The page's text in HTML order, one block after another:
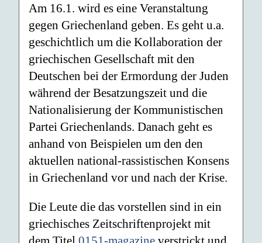
Am 16.1. wird es eine Veranstaltung
gegen Griechenland geben. Es geht u.a.
geschichtlich um die Kollaboration der
griechischen Gesellschaft mit den
Deutschen bei der Ermordung der Juden
während der Besatzungszeit und die
Nationalisierung der Kommunistischen
Partei Griechenlands. Danach geht es
anhand von Beispielen um den den
aktuellen national-rassistischen Konsens
in Griechenland vor und nach der Krise.
Die Leute die das vorstellen sind in ein
griechisches Zeitschriftenprojekt mit